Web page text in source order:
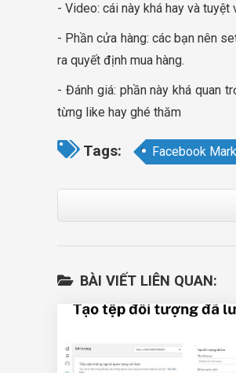
- Video: cái này khá hay và
- Phần cửa hàng: các bạn nên
ra quyết định mua hàng.
- Đánh giá: phần này khá quan
từng like hay ghé thăm
Tags: Facebook
BÀI VIẾT LIÊN QUAN: